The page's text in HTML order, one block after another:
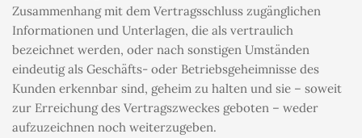
Zusammenhang mit dem Vertragsschluss zugänglichen
Informationen und Unterlagen, die als vertraulich
bezeichnet werden, oder nach sonstigen Umständen
eindeutig als Geschäfts- oder Betriebsgeheimnisse des
Kunden erkennbar sind, geheim zu halten und sie – soweit
zur Erreichung des Vertragszweckes geboten – weder
aufzuzeichnen noch weiterzugeben.